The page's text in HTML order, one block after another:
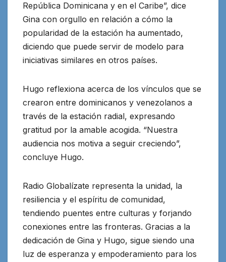
República Dominicana y en el Caribe”, dice
Gina con orgullo en relación a cómo la
popularidad de la estación ha aumentado,
diciendo que puede servir de modelo para
iniciativas similares en otros países.
Hugo reflexiona acerca de los vínculos que se
crearon entre dominicanos y venezolanos a
través de la estación radial, expresando
gratitud por la amable acogida. “Nuestra
audiencia nos motiva a seguir creciendo”,
concluye Hugo.
Radio Globalízate representa la unidad, la
resiliencia y el espíritu de comunidad,
tendiendo puentes entre culturas y forjando
conexiones entre las fronteras. Gracias a la
dedicación de Gina y Hugo, sigue siendo una
luz de esperanza y empoderamiento para los